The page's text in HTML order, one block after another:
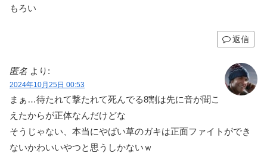
もろい
返信
匿名 より:
2024年10月25日 00:53
まぁ…待たれて撃たれて死んでる8割は先に音が聞こ
えたからが正体なんだけどな
そうじゃない、本当にやばい草のガキは正面ファイトができ
ないかわいいやつと思うしかないｗ